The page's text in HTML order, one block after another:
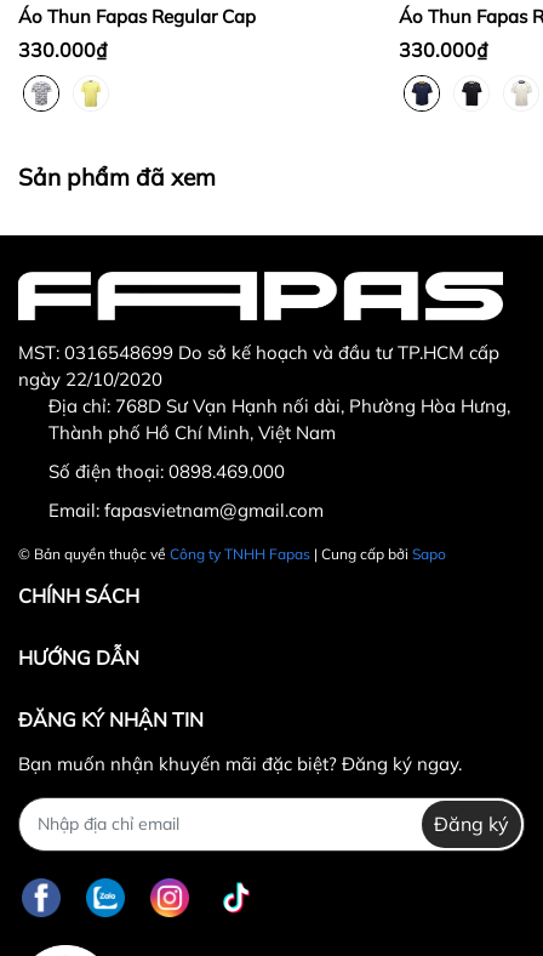
Sản phẩm không đúng với đơn hàng đã đặt
Sản phẩm bị hư hỏng khi nhìn bằng mắt thường
Hotline CSKH: 090 376 9205
Fanpage:FACEBOOK.COM/FAPAS.VN
Áo Thun Fapas Regular Cap
330.000₫
Áo Thun Fapas
330.000₫
Sản phẩm đã xem
MST: 0316548699 Do sở kế hoạch và đầu tư TP.HCM cấp
ngày 22/10/2020
Địa chỉ: 768D Sư Vạn Hạnh nối dài, Phường Hòa Hưng,
Thành phố Hồ Chí Minh, Việt Nam
Số điện thoại: 0898.469.000
Email: fapasvietnam@gmail.com
© Bản quyền thuộc về Công ty TNHH Fapas | Cung cấp bởi Sapo
CHÍNH SÁCH
HƯỚNG DẪN
ĐĂNG KÝ NHẬN TIN
Bạn muốn nhận khuyến mãi đặc biệt? Đăng ký ngay.
Đăng ký